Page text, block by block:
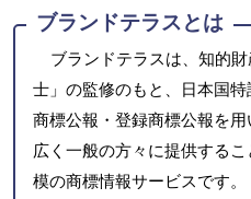
ブランドテラスとは
ブランドテラスは、知的
士」の監修のもと、日本国
商標公報・登録商標公報を
広く一般の方々に提供する
模の商標情報サービスです。